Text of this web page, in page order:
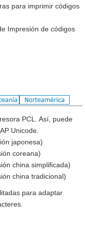
para imprimir códigos
Impresión de códigos
PCL. Así, puede
Unicode.
japonesa)
coreana)
china simplificada)
china tradicional)
para adaptar